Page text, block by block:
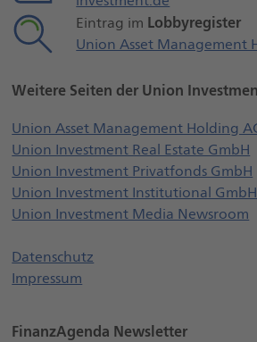
Eintrag im Lobbyregister
Union Asset Management
Weitere Seiten der Union
Union Asset Management Holding
Union Investment Real Estate GmbH
Union Investment Privatfonds GmbH
Union Investment Institutional GmbH
Union Investment Media Newsroom
Datenschutz
Impressum
FinanzAgenda Newsletter